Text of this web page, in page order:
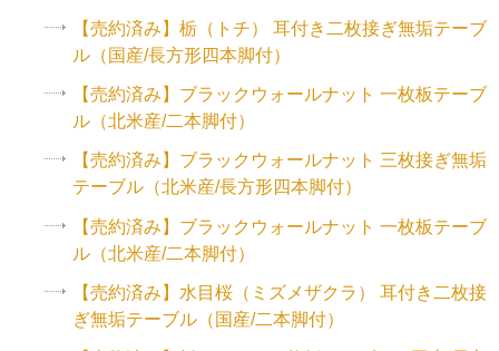
【売約済み】栃（トチ） 耳付き二枚接ぎ無垢テーブ
ル（国産/長方形四本脚付）
【売約済み】ブラックウォールナット 一枚板テーブ
ル（北米産/二本脚付）
【売約済み】ブラックウォールナット 三枚接ぎ無垢
テーブル（北米産/長方形四本脚付）
【売約済み】ブラックウォールナット 一枚板テーブ
ル（北米産/二本脚付）
【売約済み】水目桜（ミズメザクラ） 耳付き二枚接
ぎ無垢テーブル（国産/二本脚付）